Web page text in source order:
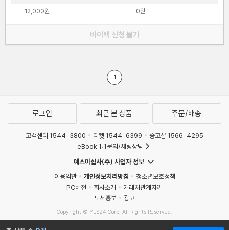
12,000원
0원
바이백 신청 불가
1
로그인 최근 본 상품 주문/배송
고객센터 1544-3800 티켓 1544-6399
중고샵 1566-4295
eBook 1:1문의/채팅상담
예스이십사(주) 사업자 정보
이용약관
개인정보처리방침
청소년보호정책
PC버전
회사소개
거래처관계자께
도서홍보
광고
Copyright © YES24 Corp. All Rights Reserved.
MATOM12